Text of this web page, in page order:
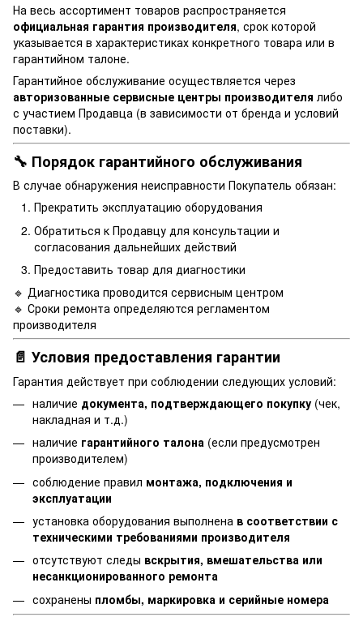
На весь ассортимент товаров распространяется
официальная гарантия производителя, срок которой
указывается в характеристиках конкретного товара или в
гарантийном талоне.
Гарантийное обслуживание осуществляется через
авторизованные сервисные центры производителя либо
с участием Продавца (в зависимости от бренда и условий
поставки).
🔧 Порядок гарантийного обслуживания
В случае обнаружения неисправности Покупатель обязан:
Прекратить эксплуатацию оборудования
Обратиться к Продавцу для консультации и
согласования дальнейших действий
Предоставить товар для диагностики
🔹 Диагностика проводится сервисным центром
🔹 Сроки ремонта определяются регламентом
производителя
📄 Условия предоставления гарантии
Гарантия действует при соблюдении следующих условий:
наличие документа, подтверждающего покупку (чек,
накладная и т.д.)
наличие гарантийного талона (если предусмотрен
производителем)
соблюдение правил монтажа, подключения и
эксплуатации
установка оборудования выполнена в соответствии с
техническими требованиями производителя
отсутствуют следы вскрытия, вмешательства или
несанкционированного ремонта
сохранены пломбы, маркировка и серийные номера